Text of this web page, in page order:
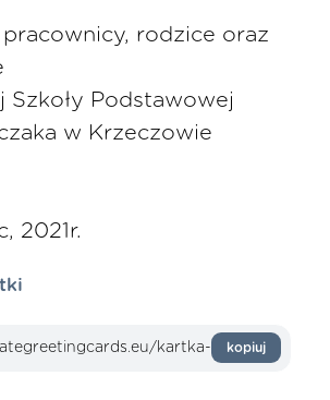
rodzice oraz
Szkoły Podstawowej
w Krzeczowie
2021r.
kopiuj